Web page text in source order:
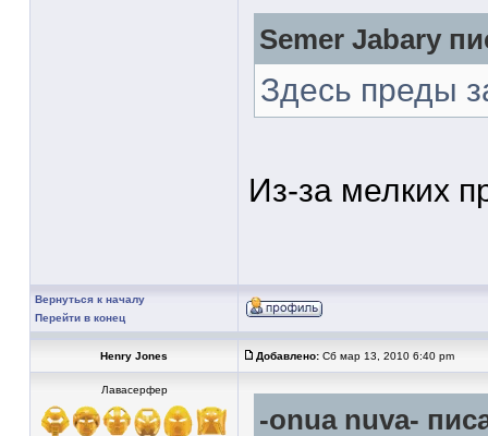
Semer Jabary
Здесь преды
Из-за мелких
Вернуться к началу
Перейти в конец
Henry Jones Добавлено: Сб мар 13, 2010 6:40 pm
Лавасерфер
-onua nuva-